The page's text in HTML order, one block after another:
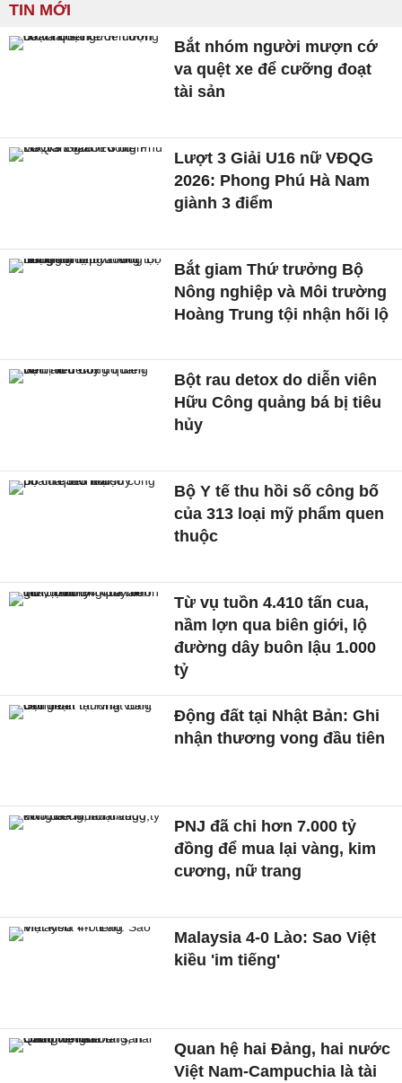
TIN MỚI
Bắt nhóm người mượn cớ
va quệt xe để cưỡng đoạt
tài sản
Lượt 3 Giải U16 nữ VĐQG
2026: Phong Phú Hà Nam
giành 3 điểm
Bắt giam Thứ trưởng Bộ
Nông nghiệp và Môi trường
Hoàng Trung tội nhận hối lộ
Bột rau detox do diễn viên
Hữu Công quảng bá bị tiêu
hủy
Bộ Y tế thu hồi số công bố
của 313 loại mỹ phẩm quen
thuộc
Từ vụ tuồn 4.410 tấn cua,
nầm lợn qua biên giới, lộ
đường dây buôn lậu 1.000
tỷ
Động đất tại Nhật Bản: Ghi
nhận thương vong đầu tiên
PNJ đã chi hơn 7.000 tỷ
đồng để mua lại vàng, kim
cương, nữ trang
Malaysia 4-0 Lào: Sao Việt
kiều 'im tiếng'
Quan hệ hai Đảng, hai nước
Việt Nam-Campuchia là tài